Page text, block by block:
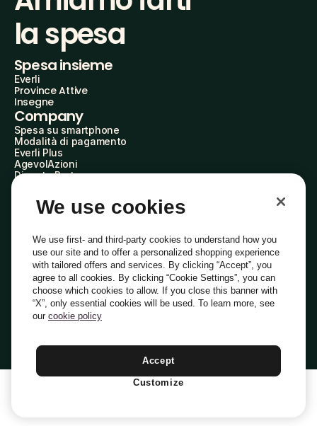
la spesa
Spesa insieme
Everli
Province Attive
Insegne
Company
Spesa su smartphone
Modalità di pagamento
Everli Plus
AgevolAzioni
Diventa Partner
Everli Shoppers
About Us
Everli News
Domande frequenti
Lavora con noi
Diventa Shopper
Investitori
PrivacyCookiePreferenze Cookie
Termini e CondizioniCodice Etico
Indirizzo PEC: everli@pec.it - indirizzo DPO: dpo@everli.com
Italiano
We use cookies
We use first- and third-party cookies to understand how you
use our site and to offer a personalized shopping experience
with tailored offers and services. By clicking “Accept”, you
agree to all cookies. By clicking “Cookie Settings”, you can
choose which cookies to allow. If you close this banner with
“X”, only essential cookies will be used. To learn more, see
our cookie policy
Accept
Customize